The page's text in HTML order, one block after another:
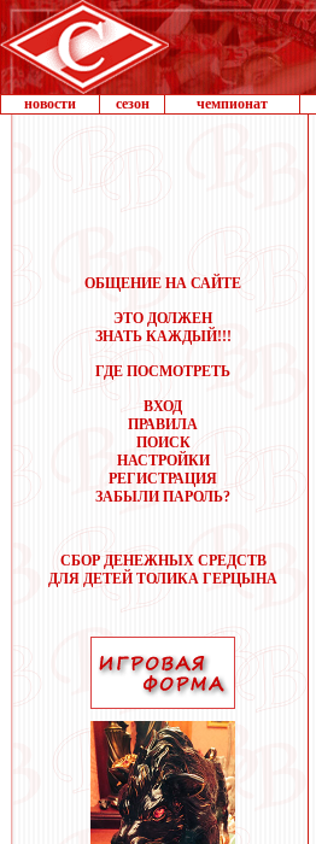
новости сезон чемпионат
ОБЩЕНИЕ НА САЙТЕ
ЭТО ДОЛЖЕН
ЗНАТЬ КАЖДЫЙ!!!
ГДЕ ПОСМОТРЕТЬ
ВХОД
ПРАВИЛА
ПОИСК
НАСТРОЙКИ
РЕГИСТРАЦИЯ
ЗАБЫЛИ ПАРОЛЬ?
СБОР ДЕНЕЖНЫХ СРЕДСТВ
ДЛЯ ДЕТЕЙ ТОЛИКА ГЕРЦЫНА